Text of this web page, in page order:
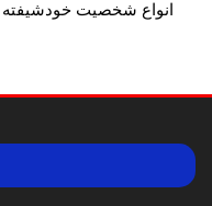
انواع شخصیت خودشیفته